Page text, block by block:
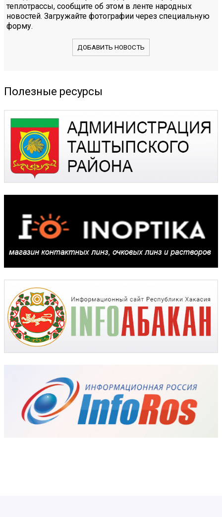
теплотрассы, сообщите об этом в ленте народных
новостей. Загружайте фотографии через специальную
форму.
ДОБАВИТЬ НОВОСТЬ
Полезные ресурсы